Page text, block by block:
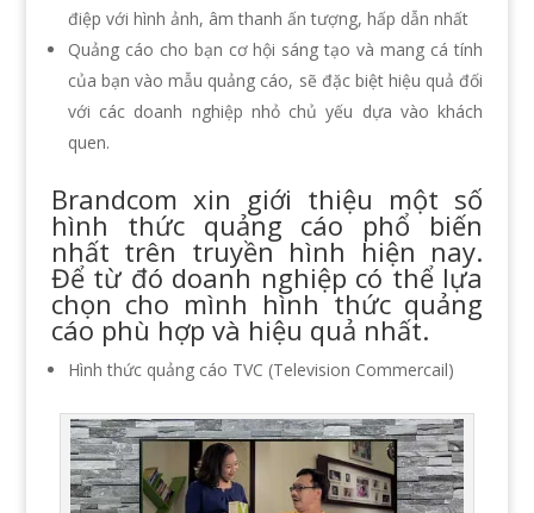
điệp với hình ảnh, âm thanh ấn tượng, hấp dẫn nhất
Quảng cáo cho bạn cơ hội sáng tạo và mang cá tính
của bạn vào mẫu quảng cáo, sẽ đặc biệt hiệu quả đối
với các doanh nghiệp nhỏ chủ yếu dựa vào khách
quen.
Brandcom xin giới thiệu một số
hình thức quảng cáo phổ biến
nhất trên truyền hình hiện nay.
Để từ đó doanh nghiệp có thể lựa
chọn cho mình hình thức quảng
cáo phù hợp và hiệu quả nhất.
Hình thức quảng cáo TVC (Television Commercail)